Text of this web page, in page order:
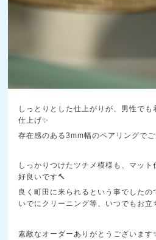
しっとりとした仕上がりが、男性でも
仕上げ✨
存在感のある3mm幅のペアリングで
しっかりつけたツチメ模様も、マッ
好良いです🔨
良く町田に来られるという事でした
いでにクリーニング等、いつでもお立
素敵なオーダーありがとうございます